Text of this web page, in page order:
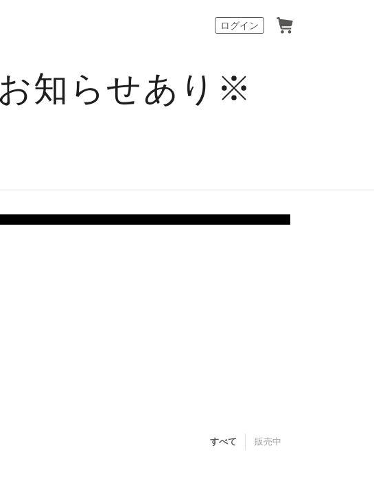
ログイン
知らせあり※
すべて 販売中